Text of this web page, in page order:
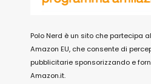
Polo Nerd è un sito che partecipa
Amazon EU, che consente di
pubblicitarie sponsorizzando e
Amazon.it.